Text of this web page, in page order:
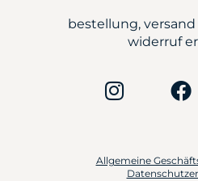
bestellung,
widerruf
Allgemeine